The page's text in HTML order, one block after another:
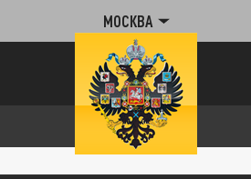
МОСКВА